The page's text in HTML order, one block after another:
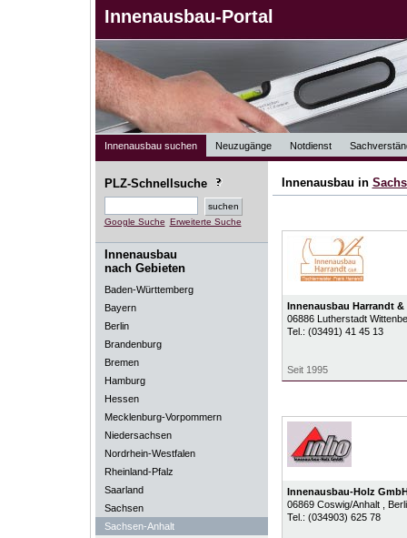
Innenausbau-Portal
Innenausbau suchen Neuzugänge Notdienst
PLZ-Schnellsuche
Google Suche Erweiterte Suche
Innenausbau
nach Gebieten
Baden-Württemberg
Bayern
Berlin
Brandenburg
Bremen
Hamburg
Hessen
Mecklenburg-Vorpommern
Niedersachsen
Nordrhein-Westfalen
Rheinland-Pfalz
Saarland
Sachsen
Sachsen-Anhalt
Innenausbau in
Innenausbau Harrandt &
06886 Lutherstadt
Tel.: (03491) 41 45 13
Seit 1995
Innenausbau-Holz
06869 Coswig/Anhalt
,
Tel.: (034903) 625 78